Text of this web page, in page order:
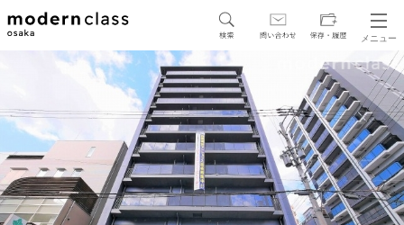
メニュー
SEARCH
地図から探す 駅・路線から探す